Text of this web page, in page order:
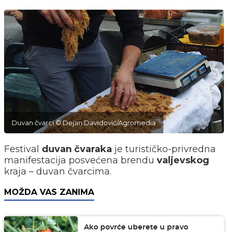
Duvan čvarci © Dejan Davidović/Agromedia
Festival duvan čvaraka je turističko-privredna
manifestacija posvećena brendu valjevskog
kraja – duvan čvarcima.
MOŽDA VAS ZANIMA
Ako povrće uberete u pravo